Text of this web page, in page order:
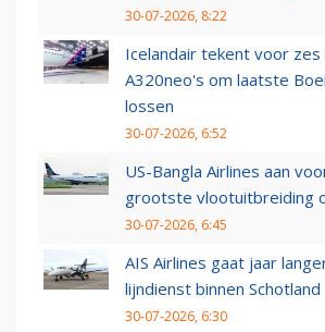
30-07-2026, 8:22
Icelandair tekent voor
A320neo's om laatste
lossen
30-07-2026, 6:52
US-Bangla Airlines aan
grootste vlootuitbreiding
30-07-2026, 6:45
AIS Airlines gaat jaar
lijndienst binnen Schotland
30-07-2026, 6:30